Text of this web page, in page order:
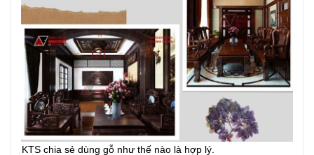
KTS chia sẻ dùng gỗ như thế nào là hợp lý.